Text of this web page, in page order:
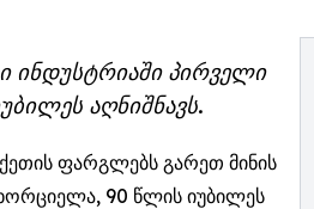
ინდუსტრიაში პირველი
აღნიშნავს.
ფარგლებს გარეთ მინის
90 წლის იუბილეს